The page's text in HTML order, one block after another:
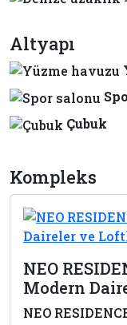
Altyapı
Çubuk
Kompleks
NEO
Modern
NEO